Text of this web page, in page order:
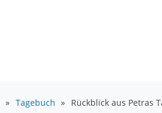
» Tagebuch » Rückblick aus Petras